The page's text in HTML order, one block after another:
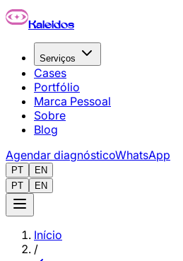
Pular para o conteúdo principal
Kaleidos
Serviços
Cases
Portfólio
Marca Pessoal
Sobre
Blog
Agendar diagnósticoWhatsApp
PT
EN
PT
EN
Início
/